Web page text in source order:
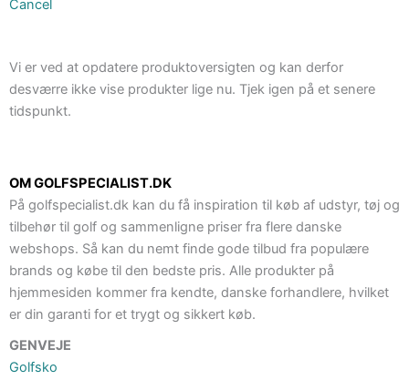
Cancel
Vi er ved at opdatere produktoversigten og kan derfor
desværre ikke vise produkter lige nu. Tjek igen på et senere
tidspunkt.
OM GOLFSPECIALIST.DK
På golfspecialist.dk kan du få inspiration til køb af udstyr, tøj og
tilbehør til golf og sammenligne priser fra flere danske
webshops. Så kan du nemt finde gode tilbud fra populære
brands og købe til den bedste pris. Alle produkter på
hjemmesiden kommer fra kendte, danske forhandlere, hvilket
er din garanti for et trygt og sikkert køb.
GENVEJE
Golfsko